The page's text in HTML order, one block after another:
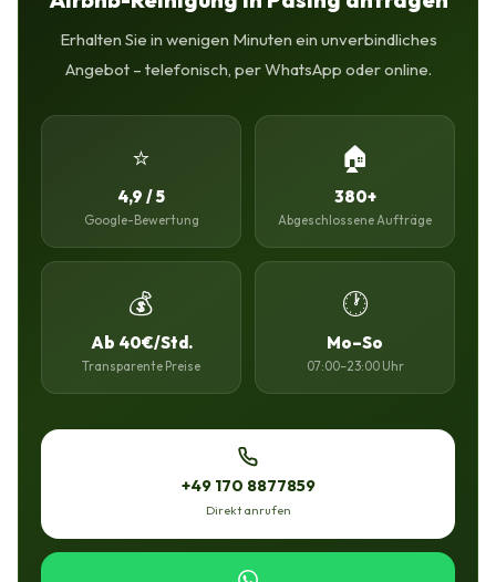
Erhalten Sie in wenigen Minuten ein unverbindliches
Angebot – telefonisch, per WhatsApp oder online.
⭐
4,9 / 5
Google-Bewertung
🏠
380+
Abgeschlossene Aufträge
💰
Ab 40€/Std.
Transparente Preise
🕐
Mo–So
07:00–23:00 Uhr
+49 170 8877859
Direkt anrufen